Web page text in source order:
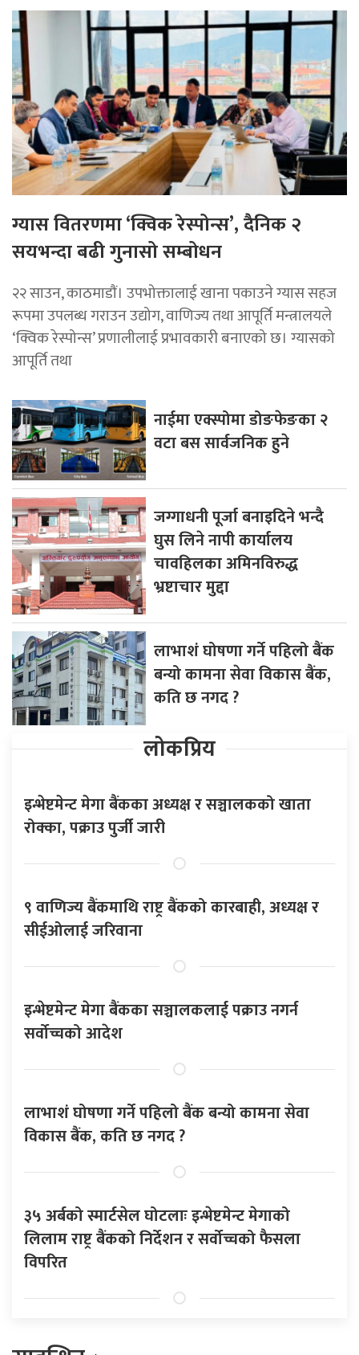
ग्यास वितरणमा ‘क्विक रेस्पोन्स’, दैनिक २
सयभन्दा बढी गुनासो सम्बोधन
२२ साउन, काठमाडाैं। उपभोक्तालाई खाना पकाउने ग्यास सहज
रूपमा उपलब्ध गराउन उद्योग, वाणिज्य तथा आपूर्ति मन्त्रालयले
‘क्विक रेस्पोन्स’ प्रणालीलाई प्रभावकारी बनाएको छ। ग्यासको
आपूर्ति तथा
नाईमा एक्स्पोमा डोङफेङका २
वटा बस सार्वजनिक हुने
जग्गाधनी पूर्जा बनाइदिने भन्दै
घुस लिने नापी कार्यालय
चावहिलका अमिनविरुद्ध
भ्रष्टाचार मुद्दा
लाभाशं घोषणा गर्ने पहिलो बैंक
बन्यो कामना सेवा विकास बैंक,
कति छ नगद ?
लोकप्रिय
इन्भेष्टमेन्ट मेगा बैंकका अध्यक्ष र सञ्चालकको खाता
रोक्का, पक्राउ पुर्जी जारी
९ वाणिज्य बैंकमाथि राष्ट्र बैंकको कारबाही, अध्यक्ष र
सीईओलाई जरिवाना
इन्भेष्टमेन्ट मेगा बैंकका सञ्चालकलाई पक्राउ नगर्न
सर्वोच्चको आदेश
लाभाशं घोषणा गर्ने पहिलो बैंक बन्यो कामना सेवा
विकास बैंक, कति छ नगद ?
३५ अर्बको स्मार्टसेल घोटलाः इन्भेष्टमेन्ट मेगाको
लिलाम राष्ट्र बैंकको निर्देशन र सर्वोच्चको फैसला
विपरित